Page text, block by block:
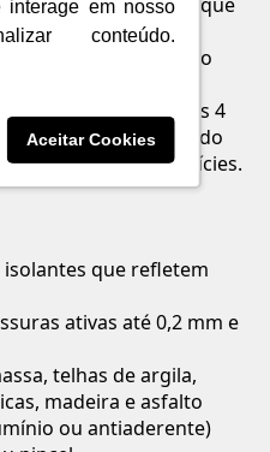
interage em nosso
conteúdo.
Aceitar Cookies
o interior das
O produto está pronto
alta resistência ao
resultado em apenas 4
ou pincel, é indicado
e diversas superfícies.
que refletem
ativas até 0,2 mm e
telhas de argila,
madeira e asfalto
ou antiaderente)